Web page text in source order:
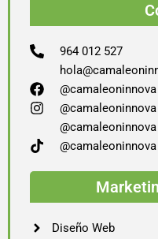
964 012 527
@camaleoninnova
@camaleoninnova
@camaleoninnova
@camaleoninnova
Diseño Web